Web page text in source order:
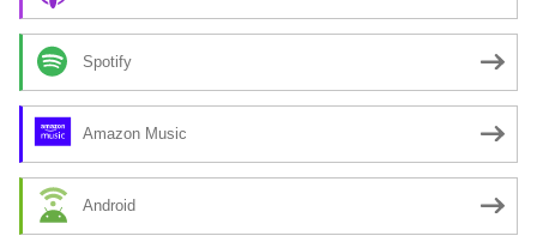
Spotify
Amazon Music
Android